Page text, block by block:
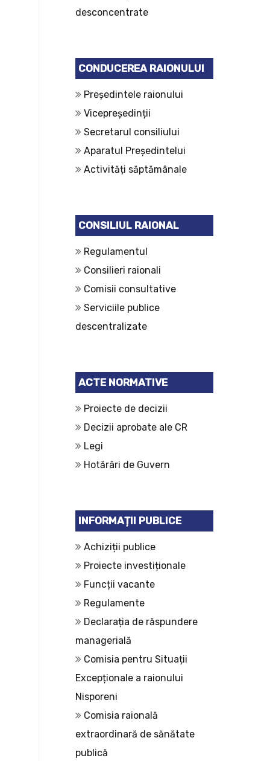
desconcentrate
CONDUCEREA RAIONULUI
Președintele raionului
Vicepreședinții
Secretarul consiliului
Aparatul Președintelui
Activități săptămânale
CONSILIUL RAIONAL
Regulamentul
Consilieri raionali
Comisii consultative
Serviciile publice
descentralizate
ACTE NORMATIVE
Proiecte de decizii
Decizii aprobate ale CR
Legi
Hotărâri de Guvern
INFORMAȚII PUBLICE
Achiziții publice
Proiecte investiționale
Funcții vacante
Regulamente
Declarația de răspundere
managerială
Comisia pentru Situații
Excepționale a raionului
Nisporeni
Comisia raională
extraordinară de sănătate
publică